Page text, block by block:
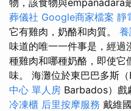
物，該食物與empanadara
葬儀社 Google商家檔案 靜
它有雞肉，奶酪和肉質。
味道的唯一一件事是，經過
種雞肉和哪種奶酪，即使它
味。 海灘位於東巴巴多斯
中心 單人房 Barbados）戲
冷凍櫃 后里按摩服務 戴維